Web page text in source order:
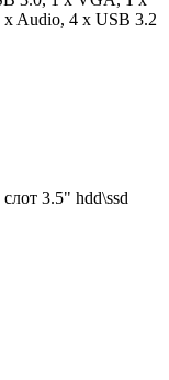
Audio, 4 x USB 3.2
слот 3.5" hdd\ssd